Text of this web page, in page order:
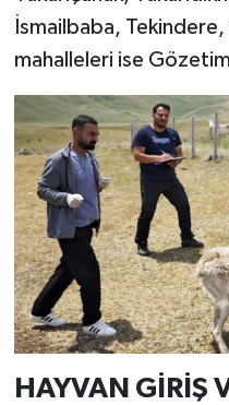
İsmailbaba, Tekindere,
mahalleleri ise
HAYVAN GİRİŞ